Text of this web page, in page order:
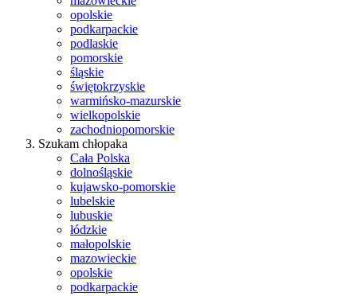
opolskie
podkarpackie
podlaskie
pomorskie
śląskie
świętokrzyskie
warmińsko-mazurskie
wielkopolskie
zachodniopomorskie
Szukam chłopaka
Cała Polska
dolnośląskie
kujawsko-pomorskie
lubelskie
lubuskie
łódzkie
małopolskie
mazowieckie
opolskie
podkarpackie